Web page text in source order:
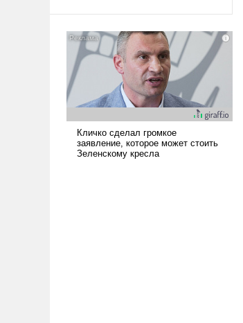
Сложившаяся ситуация
означает многолетний период
уязвимости США, например,
перед Китаем.